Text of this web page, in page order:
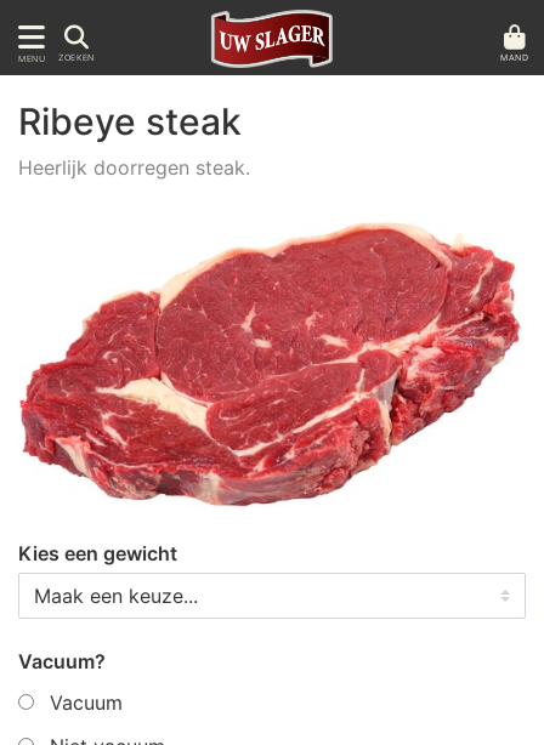
MENU ZOEKEN MAND
Ribeye steak
Heerlijk doorregen steak.
Kies een gewicht
Vacuum?
Vacuum